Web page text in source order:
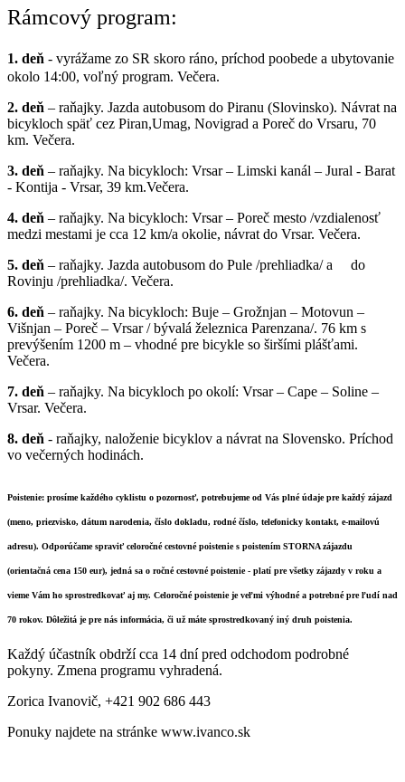
Rámcový program:
1. deň - vyrážame zo SR skoro ráno, príchod poobede a ubytovanie
okolo 14:00, voľný program. Večera.
2. deň – raňajky. Jazda autobusom do Piranu (Slovinsko). Návrat na
bicykloch späť cez Piran,Umag, Novigrad a Poreč do Vrsaru, 70
km. Večera.
3. deň – raňajky. Na bicykloch: Vrsar – Limski kanál – Jural - Barat
- Kontija - Vrsar, 39 km.Večera.
4. deň – raňajky. Na bicykloch: Vrsar – Poreč mesto /vzdialenosť
medzi mestami je cca 12 km/a okolie, návrat do Vrsar. Večera.
5. deň – raňajky. Jazda autobusom do Pule /prehliadka/ a do
Rovinju /prehliadka/. Večera.
6. deň – raňajky. Na bicykloch: Buje – Grožnjan – Motovun –
Višnjan – Poreč – Vrsar / bývalá železnica Parenzana/. 76 km s
prevýšením 1200 m – vhodné pre bicykle so širšími plášťami.
Večera.
7. deň – raňajky. Na bicykloch po okolí: Vrsar – Cape – Soline –
Vrsar. Večera.
8. deň - raňajky, naloženie bicyklov a návrat na Slovensko. Príchod
vo večerných hodinách.
Poistenie: prosíme každého cyklistu o pozornosť, potrebujeme od Vás plné údaje pre každý zájazd
(meno, priezvisko, dátum narodenia, číslo dokladu, rodné číslo, telefonicky kontakt, e-mailovú
adresu). Odporúčame spraviť celoročné cestovné poistenie s poistením STORNA zájazdu
(orientačná cena 150 eur), jedná sa o ročné cestovné poistenie - platí pre všetky zájazdy v roku a
vieme Vám ho sprostredkovať aj my. Celoročné poistenie je veľmi výhodné a potrebné pre ľudí nad
70 rokov. Dôležitá je pre nás informácia, či už máte sprostredkovaný iný druh poistenia.
Každý účastník obdrží cca 14 dní pred odchodom podrobné
pokyny. Zmena programu vyhradená.
Zorica Ivanovič, +421 902 686 443
Ponuky najdete na stránke www.ivanco.sk